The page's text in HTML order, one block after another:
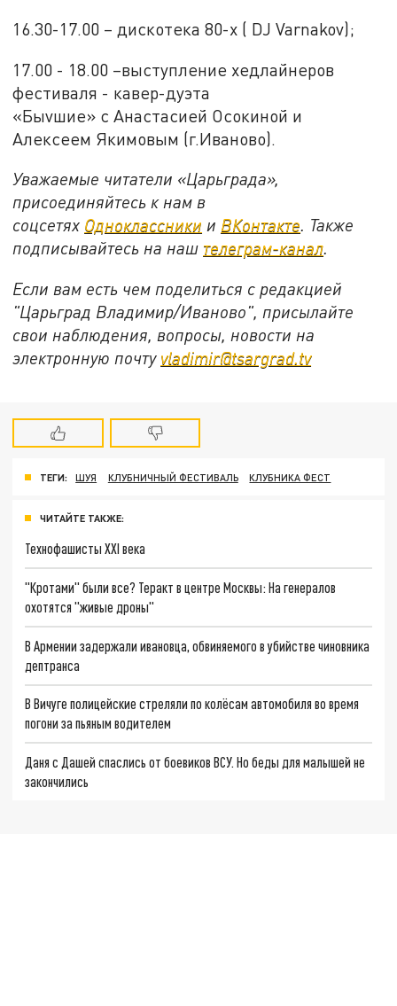
16.30-17.00 – дискотека 80-х ( DJ Varnakov);
17.00 - 18.00 –выступление хедлайнеров
фестиваля - кавер-дуэта
«Быvшие» с Анастасией Осокиной и
Алексеем Якимовым (г.Иваново).
Уважаемые читатели «Царьграда»,
присоединяйтесь к нам в
соцсетях Одноклассники и ВКонтакте. Также
подписывайтесь на наш телеграм-канал.
Если вам есть чем поделиться с редакцией
"Царьград Владимир/Иваново", присылайте
свои наблюдения, вопросы, новости на
электронную почту vladimir@tsargrad.tv
ТЕГИ: ШУЯ КЛУБНИЧНЫЙ ФЕСТИВАЛЬ КЛУБНИКА ФЕСТ
ЧИТАЙТЕ ТАКЖЕ:
Технофашисты XXI века
"Кротами" были все? Теракт в центре Москвы: На генералов
охотятся "живые дроны"
В Армении задержали ивановца, обвиняемого в убийстве чиновника
дептранса
В Вичуге полицейские стреляли по колёсам автомобиля во время
погони за пьяным водителем
Даня с Дашей спаслись от боевиков ВСУ. Но беды для малышей не
закончились